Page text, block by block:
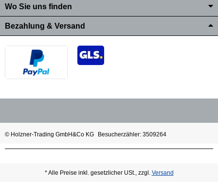
Wo Sie uns finden
Bezahlung & Versand
© Holzner-Trading GmbH&Co KG Besucherzähler: 3509264
* Alle Preise inkl. gesetzlicher USt., zzgl. Versand